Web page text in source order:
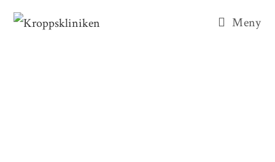
Meny